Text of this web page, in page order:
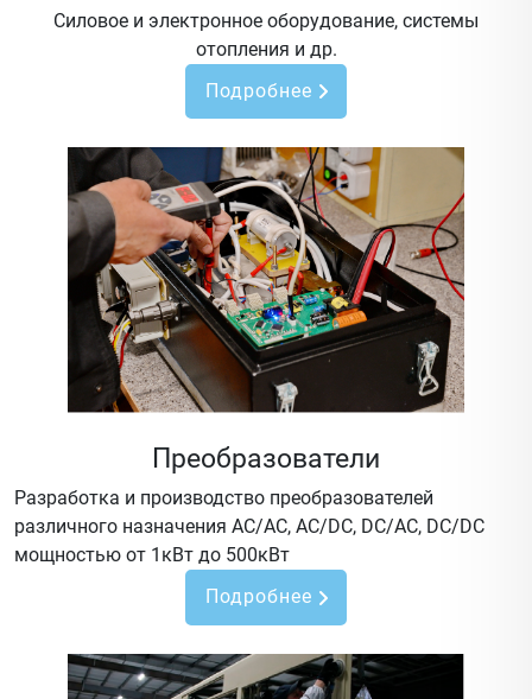
Силовое и электронное оборудование, системы
отопления и др.
Подробнее
Преобразователи
Разработка и производство преобразователей
различного назначения AC/AC, AC/DC, DC/AC, DC/DC
мощностью от 1кВт до 500кВт
Подробнее